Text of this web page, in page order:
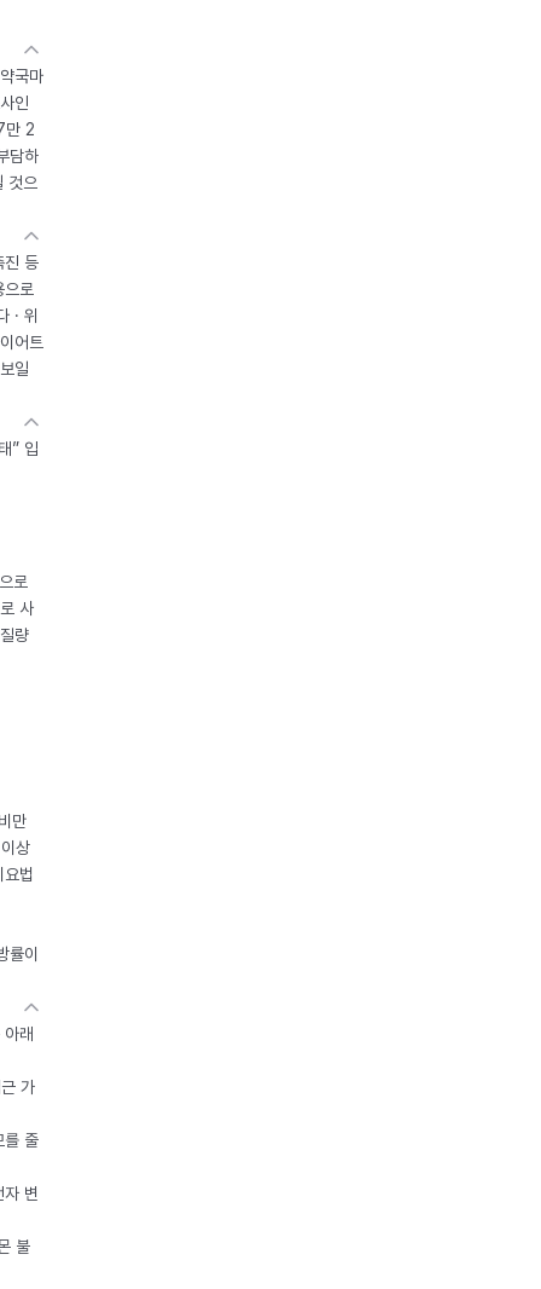
국마
인
만 2
담하
것으
진 등
로
· 위
어트
일
” 입
로
사
량
만
상
법
률이
래
가
를 줄
변
불